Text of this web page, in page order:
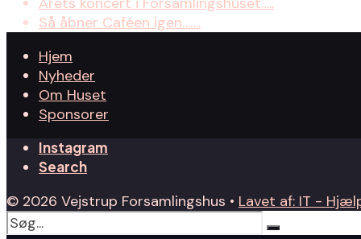
Så åbner Caféen igen…….
Hjem
Nyheder
Om Huset
Sponsorer
Instagram
Search
© 2026 Vejstrup Forsamlingshus • Lavet af: IT -